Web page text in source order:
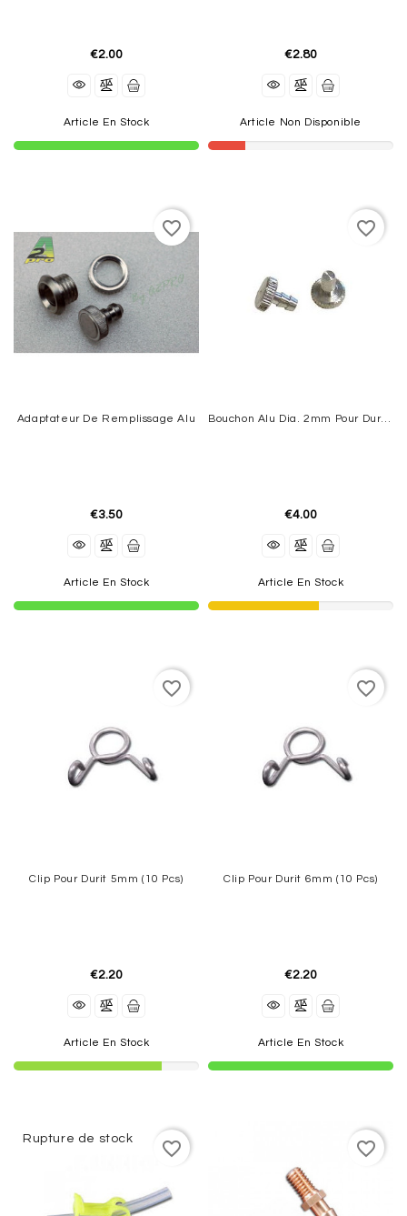
€2.00
Article En Stock
€2.80
Article Non Disponible
Adaptateur De Remplissage Alu
€3.50
Article En Stock
favorite_border
Bouchon Alu Dia. 2mm Pour Durite (5Pces)
€4.00
Article En Stock
favorite_border
Clip Pour Durit 5mm (10 Pcs)
€2.20
Article En Stock
favorite_border
Clip Pour Durit 6mm (10 Pcs)
€2.20
Article En Stock
favorite_border
Rupture de stock favorite_border favorite_border